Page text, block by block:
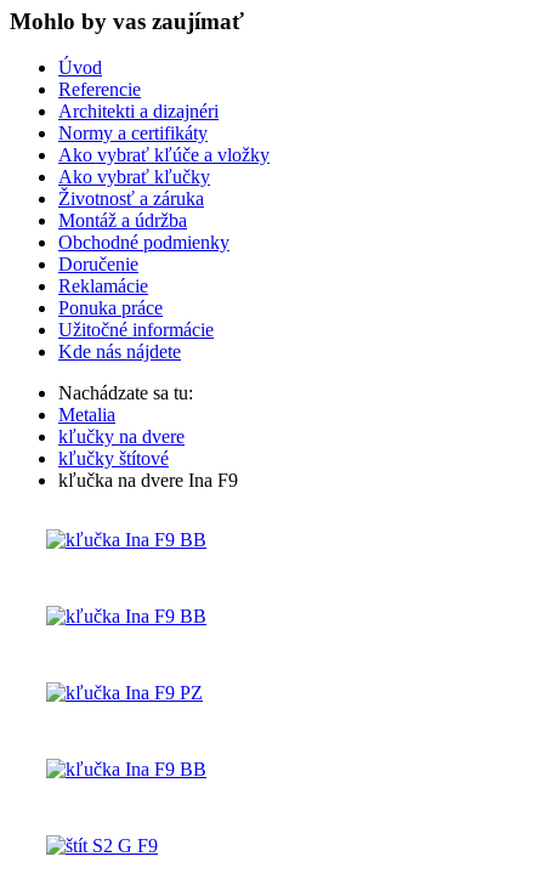
Mohlo by vas zaujímať
Úvod
Referencie
Architekti a dizajnéri
Normy a certifikáty
Ako vybrať kľúče a vložky
Ako vybrať kľučky
Životnosť a záruka
Montáž a údržba
Obchodné podmienky
Doručenie
Reklamácie
Ponuka práce
Užitočné informácie
Kde nás nájdete
Nachádzate sa tu:
Metalia
kľučky na dvere
kľučky štítové
kľučka na dvere Ina F9